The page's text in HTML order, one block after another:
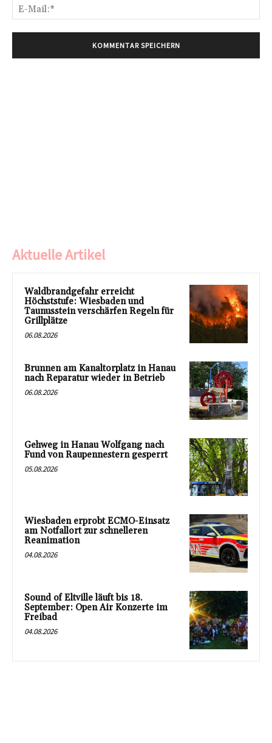
Aktuelle Artikel
Waldbrandgefahr erreicht
Höchststufe: Wiesbaden und
Taunusstein verschärfen Regeln für
Grillplätze
06.08.2026
Brunnen am Kanaltorplatz in Hanau
nach Reparatur wieder in Betrieb
06.08.2026
Gehweg in Hanau Wolfgang nach
Fund von Raupennestern gesperrt
05.08.2026
Wiesbaden erprobt ECMO-Einsatz
am Notfallort zur schnelleren
Reanimation
04.08.2026
Sound of Eltville läuft bis 18.
September: Open Air Konzerte im
Freibad
04.08.2026